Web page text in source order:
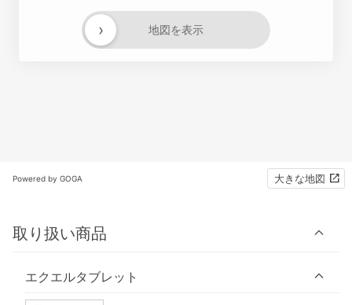
地図を表示
›
Powered by GOGA 大きな地図
取り扱い商品
エクエルタブレット